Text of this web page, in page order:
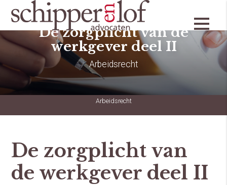
De zorgplicht van de
werkgever deel II
Arbeidsrecht
Arbeidsrecht
De zorgplicht van
de werkgever deel II